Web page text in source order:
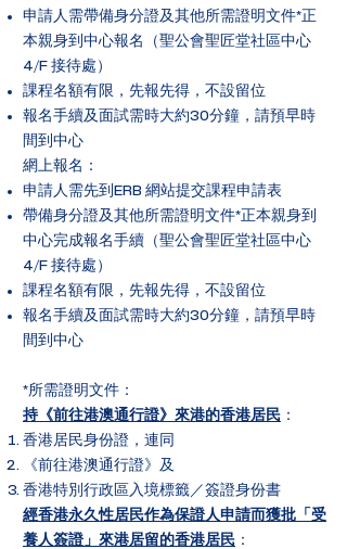
申請人需帶備身分證及其他所需證明文件*正
本親身到中心報名（聖公會聖匠堂社區中心
4/F 接待處）
課程名額有限，先報先得，不設留位
報名手續及面試需時大約30分鐘，請預早時
間到中心
網上報名：
申請人需先到ERB 網站提交課程申請表
帶備身分證及其他所需證明文件*正本親身到
中心完成報名手續（聖公會聖匠堂社區中心
4/F 接待處）
課程名額有限，先報先得，不設留位
報名手續及面試需時大約30分鐘，請預早時
間到中心
*所需證明文件：
持《前往港澳通行證》來港的香港居民 ：
香港居民身份證，連同
《前往港澳通行證》及
香港特別行政區入境標籤／簽證身份書
經香港永久性居民作為保證人申請而獲批「受
養人簽證」來港居留的香港居民 ：